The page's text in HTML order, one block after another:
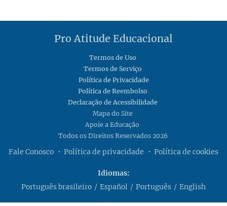
Pro Atitude Educacional
Termos de Uso
Termos de Serviço
Política de Privacidade
Política de Reembolso
Declaração de Acessibilidade
Mapa do Site
Apoie a Educação
Todos os Direitos Reservados 2026
Fale Conosco Política de privacidade Política de cookies
Idiomas
Português brasileiro
Español Português English